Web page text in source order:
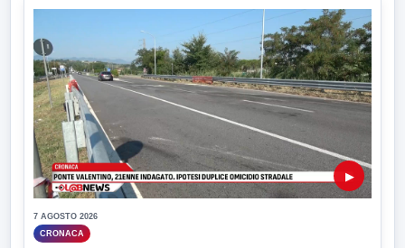
▶
7 AGOSTO 2026
CRONACA